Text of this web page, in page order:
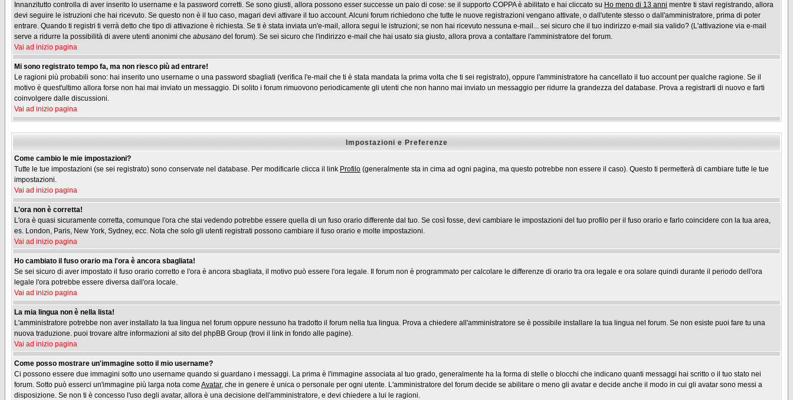
Innanzitutto controlla di aver inserito lo username e la password corretti. Se sono giusti, allora possono esser successe un paio di cose: se il supporto COPPA è abilitato e hai cliccato su Ho meno di 13 anni mentre ti stavi registrando, allora
devi seguire le istruzioni che hai ricevuto. Se questo non è il tuo caso, magari devi attivare il tuo account. Alcuni forum richiedono che tutte le nuove registrazioni vengano attivate, o dall'utente stesso o dall'amministratore, prima di poter
entrare. Quando ti registri ti verrà detto che tipo di attivazione è richiesta. Se ti è stata inviata un'e-mail, allora segui le istruzioni; se non hai ricevuto nessuna e-mail... sei sicuro che il tuo indirizzo e-mail sia valido? (L'attivazione via e-mail
serve a ridurre la possibilità di avere utenti anonimi che abusano del forum). Se sei sicuro che l'indirizzo e-mail che hai usato sia giusto, allora prova a contattare l'amministratore del forum.
Vai ad inizio pagina
Mi sono registrato tempo fa, ma non riesco più ad entrare!
Le ragioni più probabili sono: hai inserito uno username o una password sbagliati (verifica l'e-mail che ti è stata mandata la prima volta che ti sei registrato), oppure l'amministratore ha cancellato il tuo account per qualche ragione. Se il
motivo è quest'ultimo allora forse non hai mai inviato un messaggio. Di solito i forum rimuovono periodicamente gli utenti che non hanno mai inviato un messaggio per ridurre la grandezza del database. Prova a registrarti di nuovo e farti
coinvolgere dalle discussioni.
Vai ad inizio pagina
Impostazioni e Preferenze
Come cambio le mie impostazioni?
Tutte le tue impostazioni (se sei registrato) sono conservate nel database. Per modificarle clicca il link Profilo (generalmente sta in cima ad ogni pagina, ma questo potrebbe non essere il caso). Questo ti permetterà di cambiare tutte le tue
impostazioni.
Vai ad inizio pagina
L'ora non è corretta!
L'ora è quasi sicuramente corretta, comunque l'ora che stai vedendo potrebbe essere quella di un fuso orario differente dal tuo. Se così fosse, devi cambiare le impostazioni del tuo profilo per il fuso orario e farlo coincidere con la tua area,
es. London, Paris, New York, Sydney, ecc. Nota che solo gli utenti registrati possono cambiare il fuso orario e molte impostazioni.
Vai ad inizio pagina
Ho cambiato il fuso orario ma l'ora è ancora sbagliata!
Se sei sicuro di aver impostato il fuso orario corretto e l'ora è ancora sbagliata, il motivo può essere l'ora legale. Il forum non è programmato per calcolare le differenze di orario tra ora legale e ora solare quindi durante il periodo dell'ora
legale l'ora potrebbe essere diversa dall'ora locale.
Vai ad inizio pagina
La mia lingua non è nella lista!
L'amministratore potrebbe non aver installato la tua lingua nel forum oppure nessuno ha tradotto il forum nella tua lingua. Prova a chiedere all'amministratore se è possibile installare la tua lingua nel forum. Se non esiste puoi fare tu una
nuova traduzione. puoi trovare altre informazioni al sito del phpBB Group (trovi il link in fondo alle pagine).
Vai ad inizio pagina
Come posso mostrare un'immagine sotto il mio username?
Ci possono essere due immagini sotto uno username quando si guardano i messaggi. La prima è l'immagine associata al tuo grado, generalmente ha la forma di stelle o blocchi che indicano quanti messaggi hai scritto o il tuo stato nei
forum. Sotto può esserci un'immagine più larga nota come Avatar, che in genere è unica o personale per ogni utente. L'amministratore del forum decide se abilitare o meno gli avatar e decide anche il modo in cui gli avatar sono messi a
disposizione. Se non ti è concesso l'uso degli avatar, allora è una decisione dell'amministratore, e devi chiedere a lui le ragioni.